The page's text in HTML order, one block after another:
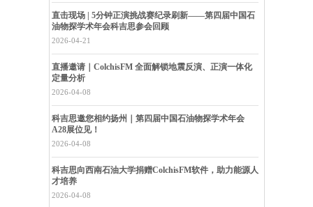
直击现场 | 5分钟正演挑战赛纪录刷新——第四届中国石
油物探学术年会科吉思参会回顾
2026-04-21
直播邀请｜ColchisFM 全面解锁地震反演、正演一体化
定量分析
2026-04-08
科吉思邀您相约扬州｜第四届中国石油物探学术年会
A28展位见！
2026-04-08
科吉思向西南石油大学捐赠ColchisFM软件，助力能源人
才培养
2026-04-08